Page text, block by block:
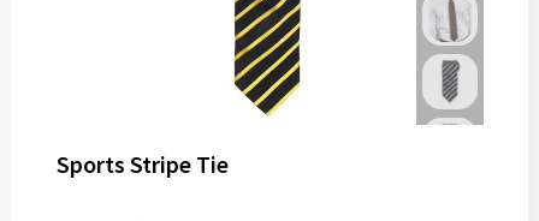
Sports Stripe Tie